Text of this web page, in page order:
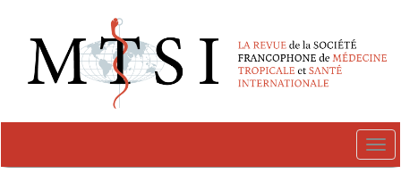
##plugins.themes.novelty.accessible_menu.main_navigation##
##plugins.themes.novelty.accessible_menu.main_content##
##plugins.themes.novelty.accessible_menu.sidebar##